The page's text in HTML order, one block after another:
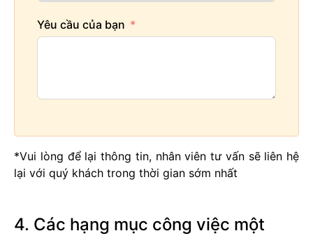
Yêu cầu của bạn
*Vui lòng để lại thông tin, nhân viên tư vấn sẽ liên hệ
lại với quý khách trong thời gian sớm nhất
4. Các hạng mục công việc một